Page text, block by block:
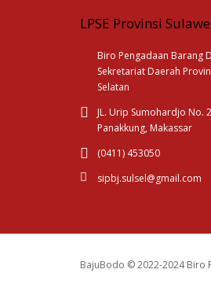
LPSE Provinsi
Biro Pengadaan Barang
Sekretariat Daerah
Selatan
JL. Urip Sumohardjo No.
Panakkung, Makassar
(0411) 453050
sipbj.sulsel@gmail.com
BajuBodo © 2022-2024 Biro